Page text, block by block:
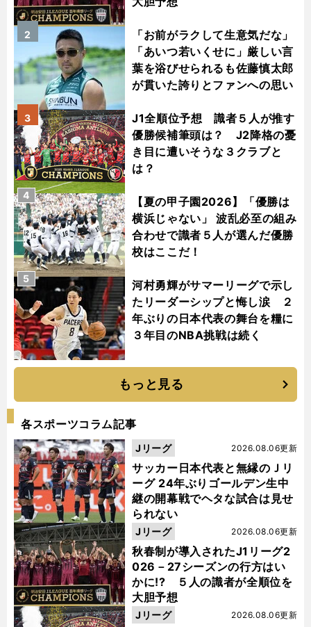
「お前がラクして生意気だな」
「あいつ若いくせに」厳しい言
葉を浴びせられるも佐藤慎太郎
が貫いた誇りとファンへの思い
2
J1全順位予想 識者５人が推す
優勝候補筆頭は？ J2降格の憂
き目に遭いそうな３クラブと
は？
3
【夏の甲子園2026】「優勝は
横浜じゃない」 波乱必至の組み
合わせで識者５人が選んだ優勝
校はここだ！
4
河村勇輝がサマーリーグで示し
たリーダーシップと悔し涙 ２
年ぶりの日本代表の舞台を糧に
３年目のNBA挑戦は続く
5
もっと見る
各スポーツコラム記事
サッカー日本代表と無縁のＪリ
ーグ 24年ぶりゴールデン生中
継の開幕戦でヘタな試合は見せ
られない
2026.08.06更新
Jリーグ
秋春制が導入されたJ1リーグ2
026－27シーズンの行方はい
かに!? ５人の識者が全順位を
大胆予想
2026.08.06更新
Jリーグ
2026.08.06更新
Jリーグ